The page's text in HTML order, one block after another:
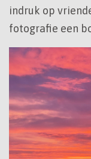
indruk op
fotografie een